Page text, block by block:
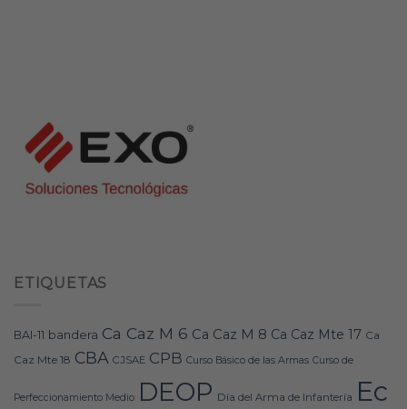
ETIQUETAS
BAI-11 bandera Ca Caz M 6 Ca Caz M 8 Ca Caz Mte 17 Ca
Caz Mte 18 CBA CJSAE CPB Curso Básico de las Armas Curso de
Perfeccionamiento Medio DEOP Día del Arma de Infantería Ec